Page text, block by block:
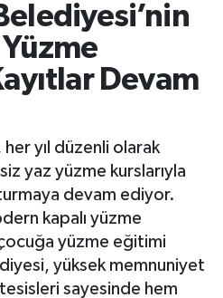
Devam
yıl düzenli olarak
yaz yüzme kurslarıyla
devam ediyor.
kapalı yüzme
yüzme eğitimi
yüksek memnuniyet
sayesinde hem
- Turizm